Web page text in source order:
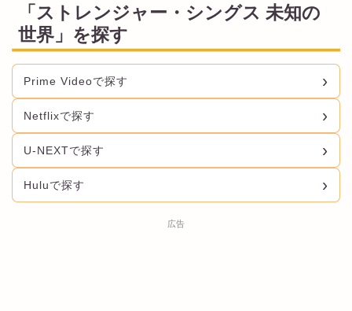
「ストレンジャー・シングス 未知の
世界」を探す
Prime Videoで探す
Netflixで探す
U-NEXTで探す
Huluで探す
広告